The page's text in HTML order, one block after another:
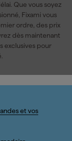
Que vous soyez
Fixami vous
ordre, des prix
dès maintenant
exclusives pour
et vos